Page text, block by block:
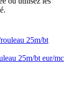
25m/bt eur/mc